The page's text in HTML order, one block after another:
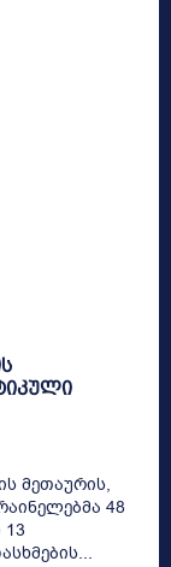
მეთაურის,
48